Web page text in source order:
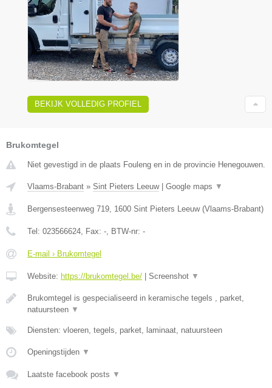
BEKIJK VOLLEDIG PROFIEL
Brukomtegel
Niet gevestigd in de plaats Fouleng en in de provincie Henegouwen.
Vlaams-Brabant » Sint Pieters Leeuw| Google maps ▼
Bergensesteenweg 719 1600 Sint Pieters Leeuw(Vlaams-Brabant)
Tel: 023566624 , Fax: - , BTW-nr: -
E-mail › Brukomtegel
Website: https://brukomtegel.be/ Screenshot ▼
Brukomtegel is gespecialiseerd in keramische tegels , parket,
natuursteen ▼
Diensten: vloeren, tegels, parket, laminaat, natuursteen
Openingstijden ▼
Laatste facebook posts ▼